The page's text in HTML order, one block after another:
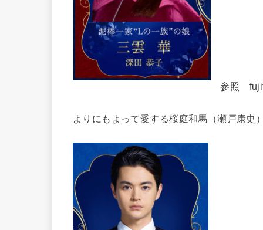
参照
よりにもよって愛する桜庭和馬（瀬戸康史